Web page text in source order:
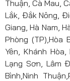
Thuận, Cà Mau,
Lắk, Đắk Nông,
Giang, Hà Nam,
Phòng (TP),Hòa
Yên, Khánh
Lạng Sơn, Lâm
Bình,Ninh